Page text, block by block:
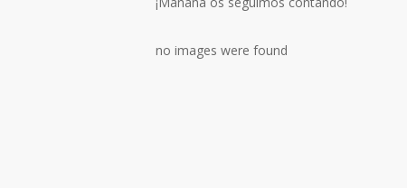
no images were found